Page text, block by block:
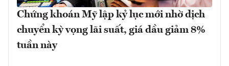
Chứng khoán Mỹ lập kỷ lục mới nhờ dịch
chuyển kỳ vọng lãi suất, giá dầu giảm 8%
tuần này